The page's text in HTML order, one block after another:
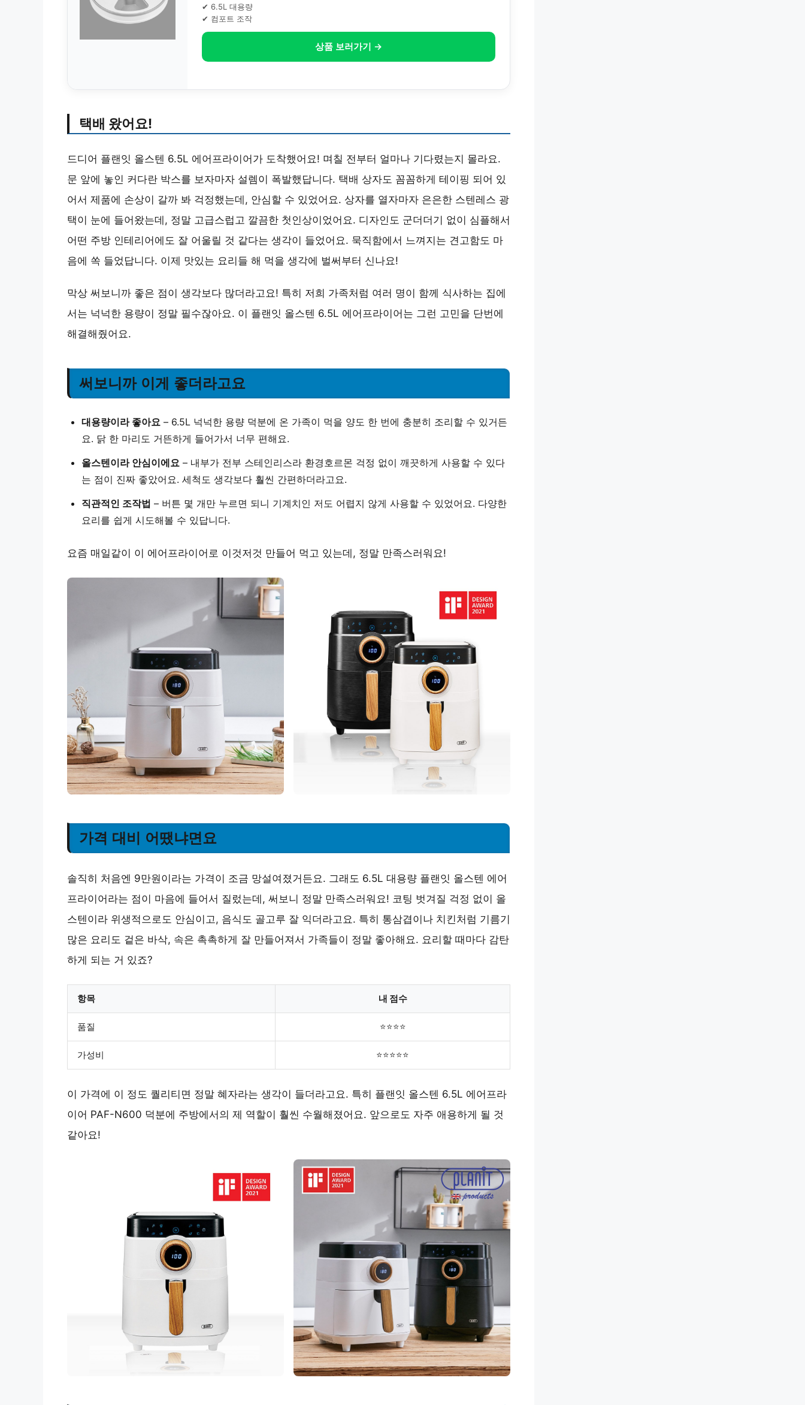
✔ 6.5L 대용량
✔ 컴포트 조작
상품 보러가기 →
택배 왔어요!
드디어 플랜잇 올스텐 6.5L 에어프라이어가 도착했어요! 며칠 전부터 얼마나 기다렸는지 몰라요.
문 앞에 놓인 커다란 박스를 보자마자 설렘이 폭발했답니다. 택배 상자도 꼼꼼하게 테이핑 되어 있
어서 제품에 손상이 갈까 봐 걱정했는데, 안심할 수 있었어요. 상자를 열자마자 은은한 스텐레스 광
택이 눈에 들어왔는데, 정말 고급스럽고 깔끔한 첫인상이었어요. 디자인도 군더더기 없이 심플해서
어떤 주방 인테리어에도 잘 어울릴 것 같다는 생각이 들었어요. 묵직함에서 느껴지는 견고함도 마
음에 쏙 들었답니다. 이제 맛있는 요리들 해 먹을 생각에 벌써부터 신나요!
막상 써보니까 좋은 점이 생각보다 많더라고요! 특히 저희 가족처럼 여러 명이 함께 식사하는 집에
서는 넉넉한 용량이 정말 필수잖아요. 이 플랜잇 올스텐 6.5L 에어프라이어는 그런 고민을 단번에
해결해줬어요.
써보니까 이게 좋더라고요
대용량이라 좋아요 – 6.5L 넉넉한 용량 덕분에 온 가족이 먹을 양도 한 번에 충분히 조리할 수 있거든
요. 닭 한 마리도 거뜬하게 들어가서 너무 편해요.
올스텐이라 안심이에요 – 내부가 전부 스테인리스라 환경호르몬 걱정 없이 깨끗하게 사용할 수 있다
는 점이 진짜 좋았어요. 세척도 생각보다 훨씬 간편하더라고요.
직관적인 조작법 – 버튼 몇 개만 누르면 되니 기계치인 저도 어렵지 않게 사용할 수 있었어요. 다양한
요리를 쉽게 시도해볼 수 있답니다.
요즘 매일같이 이 에어프라이어로 이것저것 만들어 먹고 있는데, 정말 만족스러워요!
가격 대비 어땠냐면요
솔직히 처음엔 9만원이라는 가격이 조금 망설여졌거든요. 그래도 6.5L 대용량 플랜잇 올스텐 에어
프라이어라는 점이 마음에 들어서 질렀는데, 써보니 정말 만족스러워요! 코팅 벗겨질 걱정 없이 올
스텐이라 위생적으로도 안심이고, 음식도 골고루 잘 익더라고요. 특히 통삼겹이나 치킨처럼 기름기
많은 요리도 겉은 바삭, 속은 촉촉하게 잘 만들어져서 가족들이 정말 좋아해요. 요리할 때마다 감탄
하게 되는 거 있죠?
항목 내 점수
품질 ⭐⭐⭐⭐
가성비 ⭐⭐⭐⭐⭐
이 가격에 이 정도 퀄리티면 정말 혜자라는 생각이 들더라고요. 특히 플랜잇 올스텐 6.5L 에어프라
이어 PAF-N600 덕분에 주방에서의 제 역할이 훨씬 수월해졌어요. 앞으로도 자주 애용하게 될 것
같아요!